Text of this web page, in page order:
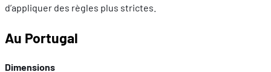
d’appliquer des règles plus strictes.
Au Portugal
Dimensions